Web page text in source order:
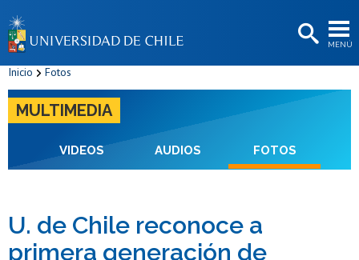
MENÚ
BIBLIOTECAS
Estudiantes
Egresadas/os
Inicio Fotos
MULTIMEDIA
VIDEOS AUDIOS FOTOS
U. de Chile reconoce a
primera generación de